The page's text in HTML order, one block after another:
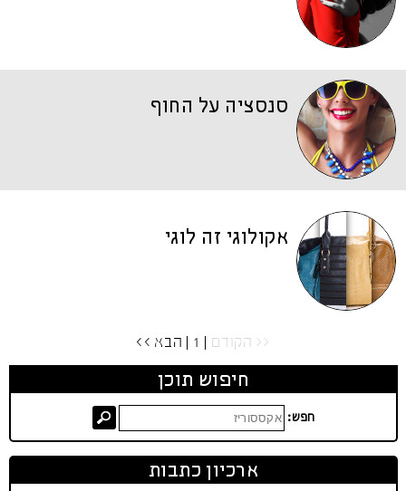
סנסציה על החוף
אקולוגי זה לוגי
<< הקודם הבא >>
חיפוש תוכן
חפש:
ארכיון כתבות